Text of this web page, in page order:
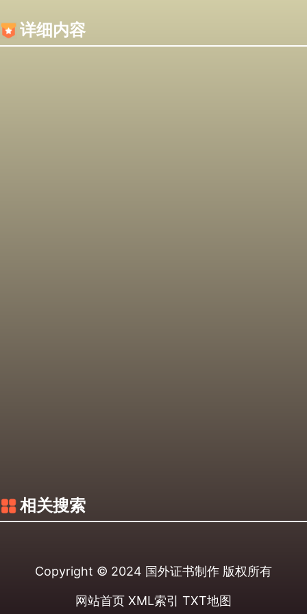
详细内容
相关搜索
Copyright © 2024 国外证书制作 版权所有
网站首页 XML索引 TXT地图